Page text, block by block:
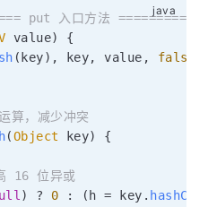
put 入口方法
value)
{
( key) , key, value , false
算，减少冲突
(Object key)
{
16 位异或
) ? 0 : ( h = key .